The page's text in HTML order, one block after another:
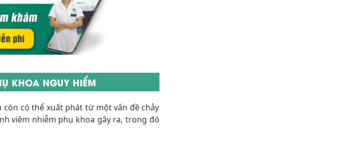
KHOA NGUY HIỂM
có thể xuất phát từ một vấn đề chảy
viêm nhiễm phụ khoa gây ra, trong đó